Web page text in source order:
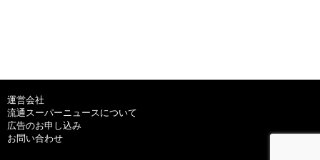
運営会社
流通スーパーニュースについて
広告のお申し込み
お問い合わせ